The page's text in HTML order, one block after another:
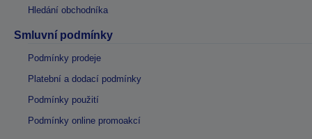
Hledání obchodníka
Smluvní podmínky
Podmínky prodeje
Platební a dodací podmínky
Podmínky použití
Podmínky online promoakcí